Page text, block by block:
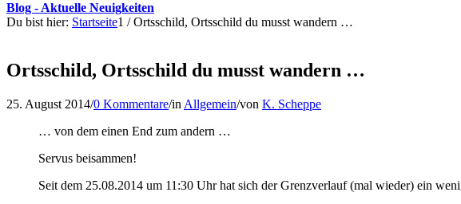
Blog - Aktuelle Neuigkeiten
Du bist hier: Startseite1 / Ortsschild, Ortsschild du musst wandern …
Ortsschild, Ortsschild du musst wandern …
25. August 2014/0 Kommentare/in Allgemein/von K. Scheppe
… von dem einen End zum andern …
Servus beisammen!
Seit dem 25.08.2014 um 11:30 Uhr hat sich der Grenzverlauf (mal wieder) ein